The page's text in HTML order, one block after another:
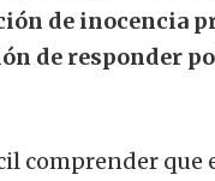
de inocencia
de responder
comprender que